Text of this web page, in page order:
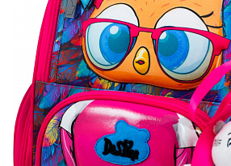
SCHOOL STANDARD
SKYNAME
РОЗПРОДАЖ